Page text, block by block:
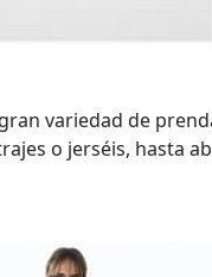
variedad de
o jerséis, hasta